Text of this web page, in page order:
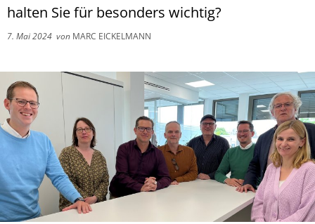
halten Sie für besonders wichtig?
7. Mai 2024 von MARC EICKELMANN